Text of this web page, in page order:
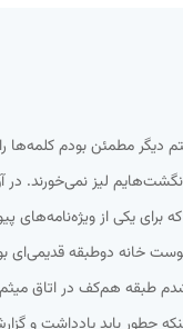
دیگر مطمئن بودم کلمه‌ها
لیز نمی‌خورند.
که برای یکی از
خانه دوطبقه
طبقه هم‌کف در اتاق